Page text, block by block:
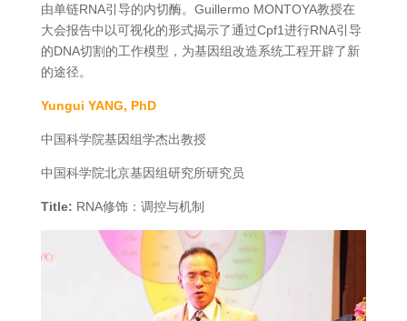
由单链RNA引导的内切酶。Guillermo MONTOYA教授在
大会报告中以可视化的形式揭示了通过Cpf1进行RNA引导
的DNA切割的工作模型，为基因组改造系统工程开辟了新
的途径。
Yungui YANG, PhD
中国科学院基因组学杰出教授
中国科学院北京基因组研究所研究员
Title: RNA修饰：调控与机制